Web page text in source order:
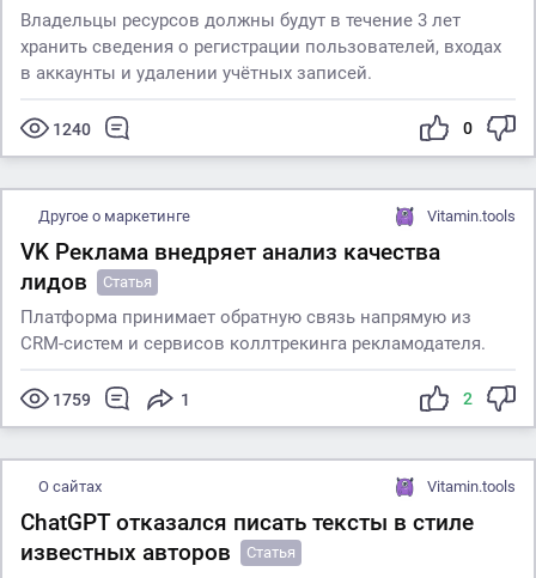
Владельцы ресурсов должны будут в течение 3 лет
хранить сведения о регистрации пользователей, входах
в аккаунты и удалении учётных записей.
1240 0
Другое о маркетинге Vitamin.tools
VK Реклама внедряет анализ качества
лидов
Статья
Платформа принимает обратную связь напрямую из
CRM-систем и сервисов коллтрекинга рекламодателя.
1759 1 2
О сайтах Vitamin.tools
ChatGPT отказался писать тексты в стиле
известных авторов
Статья